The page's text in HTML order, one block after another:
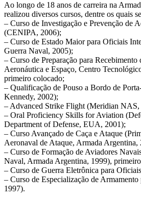
Ao longo de 18 anos de carreira na
realizou diversos cursos, dentre os quais
– Curso de Investigação e Prevenção de
(CENIPA, 2006);
– Curso de Estado Maior para Oficiais
Guerra Naval, 2005);
– Curso de Preparação para
Aeronáutica e Espaço, Centro
primeiro colocado;
– Qualificação de Pouso a Bordo de
Kennedy, 2002);
– Advanced Strike Flight (Meridian
– Oral Proficiency Skills for Aviation
Department of Defense, EUA, 2001);
– Curso Avançado de Caça e Ataque
Aeronaval de Ataque, Armada Argentina,
– Curso de Formação de Aviadores
Naval, Armada Argentina, 1999),
– Curso de Guerra Eletrônica para
– Curso de Especialização de
1997).